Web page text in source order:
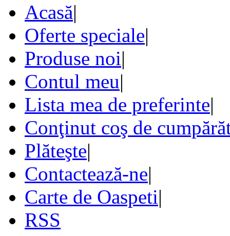
Acasă|
Oferte speciale|
Produse noi|
Contul meu|
Lista mea de preferinte|
Conţinut coş de
Plăteşte|
Contactează-ne|
Carte de Oaspeti|
RSS